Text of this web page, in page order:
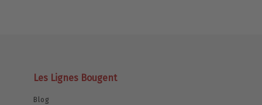
Les Lignes Bougent
Blog